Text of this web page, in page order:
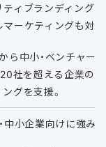
ティブランディング、
マーケティングも対応
ら中小・ベンチャー
社を超える企業の
グを支援。
中小企業向けに強み。